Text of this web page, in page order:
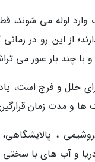
لوله می شوند،
از این رو در
چند بار عبور می
خلل و فرج است،
و مدت زمان
،
و آب های با سختی